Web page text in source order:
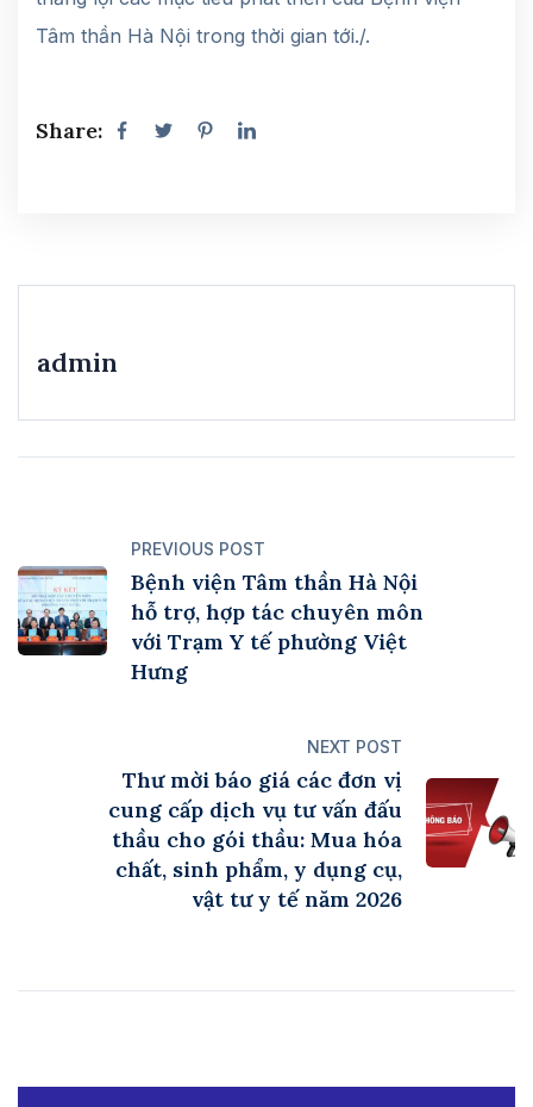
Tâm thần Hà Nội trong thời gian tới./.
Share:
admin
PREVIOUS POST
Bệnh viện Tâm thần Hà Nội
hỗ trợ, hợp tác chuyên môn
với Trạm Y tế phường Việt
Hưng
NEXT POST
Thư mời báo giá các đơn vị
cung cấp dịch vụ tư vấn đấu
thầu cho gói thầu: Mua hóa
chất, sinh phẩm, y dụng cụ,
vật tư y tế năm 2026